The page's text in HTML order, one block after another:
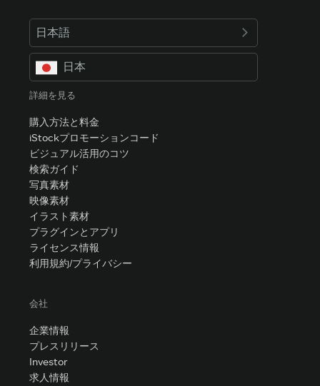
日本語
日本
詳細を見る
購入方法と料金
iStockプロモーションコード
ビジュアル活用のコツ
検索ガイド
写真素材
映像素材
イラスト素材
プラグインとアプリ
ライセンス情報
利用規約/プライバシー
会社
企業情報
プレスリリース
Investor
求人情報